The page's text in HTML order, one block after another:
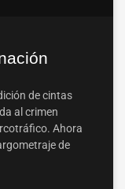
de cintas
al crimen
Ahora
de